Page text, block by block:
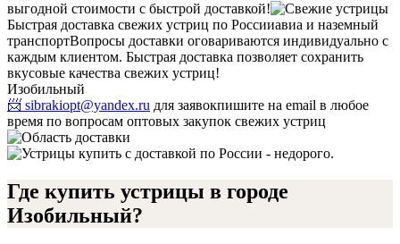
выгодной стоимости с быстрой доставкой!
Быстрая доставка свежих устриц по Россииавиа и наземный
транспортВопросы доставки оговариваются индивидуально с
каждым клиентом. Быстрая доставка позволяет сохранить
вкусовые качества свежих устриц!
Изобильный
📨 sibrakiopt@yandex.ru для заявокпишите на email в любое
время по вопросам оптовых закупок свежих устриц
Где купить устрицы в городе
Изобильный?